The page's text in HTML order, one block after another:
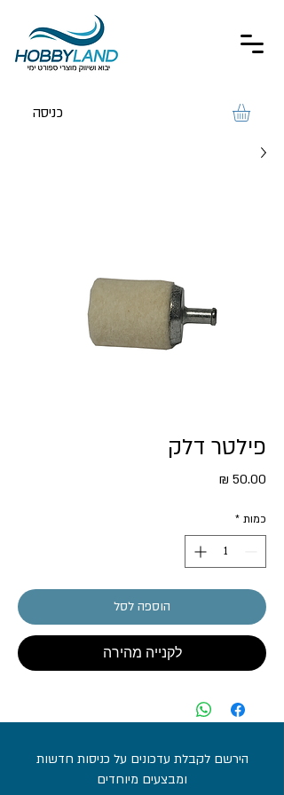
כניסה
פילטר דלק
כמות *
הוספה לסל
לקנייה מהירה
הירשם לקבלת עדכונים על כניסות חדשות
ומבצעים מיוחדים